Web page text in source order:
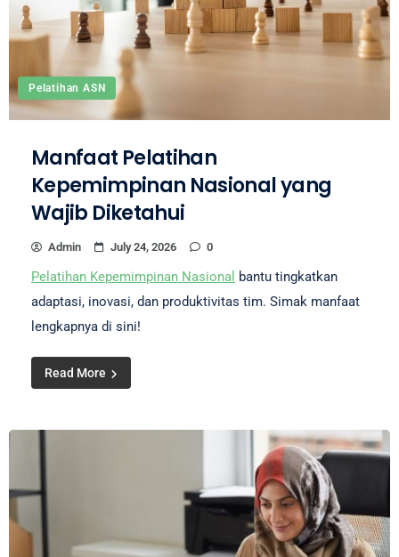
Pelatihan ASN
Manfaat Pelatihan
Kepemimpinan Nasional yang
Wajib Diketahui
Admin July 24, 2026 0
Pelatihan Kepemimpinan Nasional bantu tingkatkan
adaptasi, inovasi, dan produktivitas tim. Simak manfaat
lengkapnya di sini!
Read More